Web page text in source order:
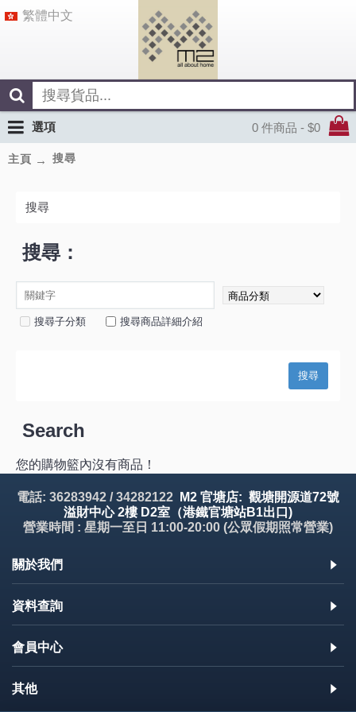
繁體中文
0 件商品 - $0
選項
主頁 搜尋
搜尋
搜尋：
搜尋子分類 搜尋商品詳細介紹
Search
您的購物籃內沒有商品！
電話: 36283942 / 34282122
M2 官塘店: 觀塘開源道72號
溢財中心 2樓 D2室（港鐵官塘站B1出口)
營業時間 : 星期一至日 11:00-20:00 (公眾假期照常營業)
關於我們
資料查詢
會員中心
其他